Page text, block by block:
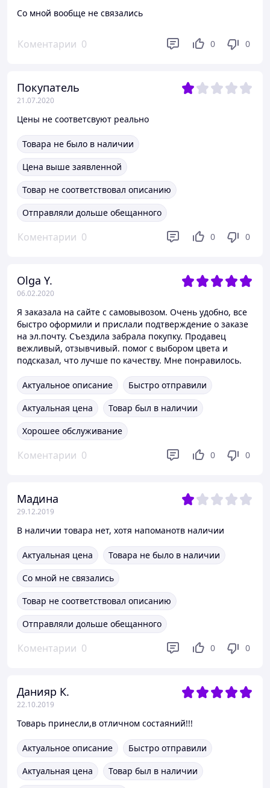
Со мной вообще не связались
Коментарии 0 0 0
Покупатель
21.07.2020
Цены не соответсвуют реально
Товара не было в наличии
Цена выше заявленной
Товар не соответствовал описанию
Отправляли дольше обещанного
Коментарии 0 0 0
Olga Y.
06.02.2020
Я заказала на сайте с самовывозом. Очень удобно, все
быстро оформили и прислали подтверждение о заказе
на эл.почту. Съездила забрала покупку. Продавец
вежливый, отзывчивый. помог с выбором цвета и
подсказал, что лучше по качеству. Мне понравилось.
Актуальное описание
Быстро отправили
Актуальная цена
Товар был в наличии
Хорошее обслуживание
Коментарии 0 0 0
Мадина
29.12.2019
В наличии товара нет, хотя напоманотв наличии
Актуальная цена
Товара не было в наличии
Со мной не связались
Товар не соответствовал описанию
Отправляли дольше обещанного
Коментарии 0 0 0
Данияр К.
22.10.2019
Товарь принесли,в отличном состаяний!!!
Актуальное описание
Быстро отправили
Актуальная цена
Товар был в наличии